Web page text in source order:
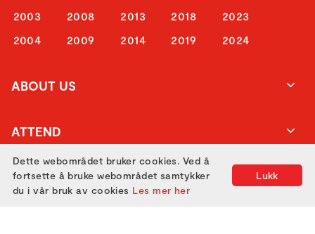
2003
2004
2008
2009
2013
2014
2018
2019
2023
2024
ABOUT US
ATTEND
GET IN TOUCH Lukk
Dette webområdet bruker cookies. Ved å
fortsette å bruke webområdet samtykker
du i vår bruk av cookies Les mer her